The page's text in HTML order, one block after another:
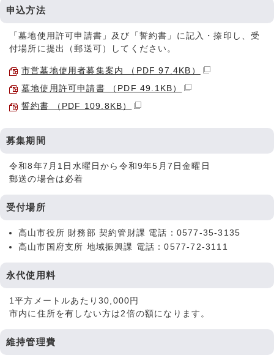
申込方法
「墓地使用許可申請書」及び「誓約書」に記入・捺印し、受
付場所に提出（郵送可）してください。
市営墓地使用者募集案内 （PDF 97.4KB）
墓地使用許可申請書 （PDF 49.1KB）
誓約書 （PDF 109.8KB）
募集期間
令和8年7月1日水曜日から令和9年5月7日金曜日
郵送の場合は必着
受付場所
高山市役所 財務部 契約管財課 電話：0577-35-3135
高山市国府支所 地域振興課 電話：0577-72-3111
永代使用料
1平方メートルあたり30,000円
市内に住所を有しない方は2倍の額になります。
維持管理費